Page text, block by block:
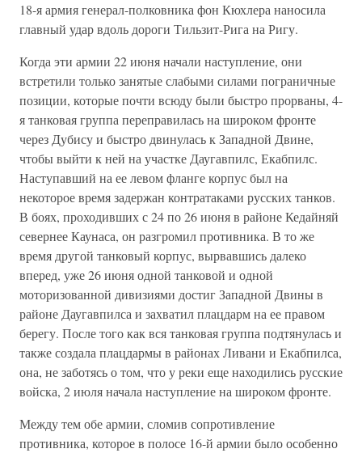
18-я армия генерал-полковника фон Кюхлера наносила
главный удар вдоль дороги Тильзит-Рига на Ригу.
Когда эти армии 22 июня начали наступление, они
встретили только занятые слабыми силами пограничные
позиции, которые почти всюду были быстро прорваны, 4-
я танковая группа переправилась на широком фронте
через Дубису и быстро двинулась к Западной Двине,
чтобы выйти к ней на участке Даугавпилс, Екабпилс.
Наступавший на ее левом фланге корпус был на
некоторое время задержан контратаками русских танков.
В боях, проходивших с 24 по 26 июня в районе Кедайняй
севернее Каунаса, он разгромил противника. В то же
время другой танковый корпус, вырвавшись далеко
вперед, уже 26 июня одной танковой и одной
моторизованной дивизиями достиг Западной Двины в
районе Даугавпилса и захватил плацдарм на ее правом
берегу. После того как вся танковая группа подтянулась и
также создала плацдармы в районах Ливани и Екабпилса,
она, не заботясь о том, что у реки еще находились русские
войска, 2 июля начала наступление на широком фронте.
Между тем обе армии, сломив сопротивление
противника, которое в полосе 16-й армии было особенно